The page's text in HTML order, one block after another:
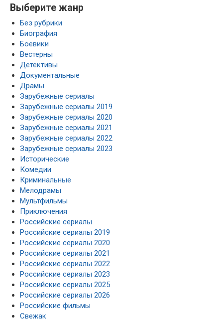
Выберите жанр
Без рубрики
Биография
Боевики
Вестерны
Детективы
Документальные
Драмы
Зарубежные сериалы
Зарубежные сериалы 2019
Зарубежные сериалы 2020
Зарубежные сериалы 2021
Зарубежные сериалы 2022
Зарубежные сериалы 2023
Исторические
Комедии
Криминальные
Мелодрамы
Мультфильмы
Приключения
Российские сериалы
Российские сериалы 2019
Российские сериалы 2020
Российские сериалы 2021
Российские сериалы 2022
Российские сериалы 2023
Российские сериалы 2025
Российские сериалы 2026
Российские фильмы
Свежак